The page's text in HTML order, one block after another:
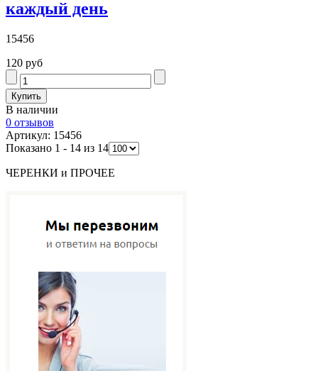
каждый день
15456
120 руб
В наличии
0 отзывов
Артикул: 15456
Показано 1 - 14 из 14
ЧЕРЕНКИ и ПРОЧЕЕ